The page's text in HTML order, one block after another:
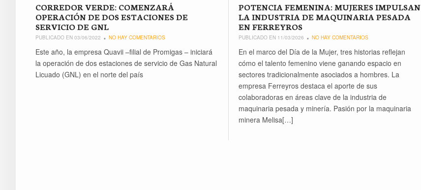
CORREDOR VERDE: COMENZARÁ
OPERACIÓN DE DOS ESTACIONES DE
SERVICIO DE GNL
PUBLICADO EN 03/06/2022 NO HAY COMENTARIOS
Este año, la empresa Quavii –filial de Promigas – iniciará
la operación de dos estaciones de servicio de Gas Natural
Licuado (GNL) en el norte del país
POTENCIA FEMENINA: MUJERES IMPULSAN
LA INDUSTRIA DE MAQUINARIA PESADA
EN FERREYROS
PUBLICADO EN 11/03/2026 NO HAY COMENTARIOS
En el marco del Día de la Mujer, tres historias reflejan
cómo el talento femenino viene ganando espacio en
sectores tradicionalmente asociados a hombres. La
empresa Ferreyros destaca el aporte de sus
colaboradoras en áreas clave de la industria de
maquinaria pesada y minería. Pasión por la maquinaria
minera Melisa[…]